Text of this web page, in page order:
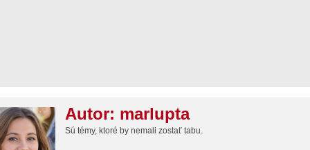
Autor: marlupta
Sú témy, ktoré by nemali zostať tabu.